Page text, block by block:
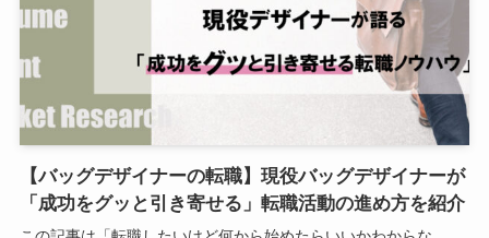
【バッグデザイナーの転職】現役バッグデザイナーが
「成功をグッと引き寄せる」転職活動の進め方を紹介